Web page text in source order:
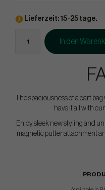
Lieferzeit: 15-25 tage.
In den
The spaciousness of a cart
have it all with
Enjoy sleek new styling and
magnetic putter attachment